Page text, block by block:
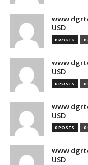
USD
0 POSTS 0
USD
0 POSTS 0
USD
0 POSTS 0
USD